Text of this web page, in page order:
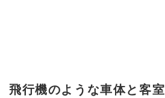
飛行機のような車体と客室